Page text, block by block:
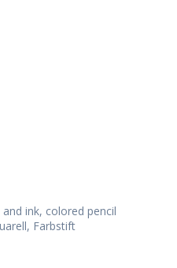
ink, colored pencil
Farbstift